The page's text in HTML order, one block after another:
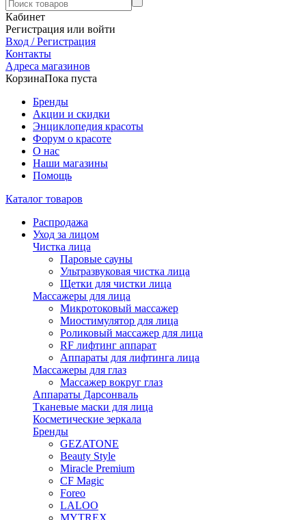
Кабинет
Регистрация или войти
Вход / Регистрация
Контакты
Адреса магазинов
КорзинаПока пуста
Бренды
Акции и скидки
Энциклопедия красоты
Форум о красоте
О нас
Наши магазины
Помощь
Каталог товаров
Распродажа
Уход за лицом
Чистка лица
Паровые сауны
Ультразвуковая чистка лица
Щетки для чистки лица
Массажеры для лица
Микротоковый массажер
Миостимулятор для лица
Роликовый массажер для лица
RF лифтинг аппарат
Аппараты для лифтинга лица
Массажеры для глаз
Массажер вокруг глаз
Аппараты Дарсонваль
Тканевые маски для лица
Косметические зеркала
Бренды
GEZATONE
Beauty Style
Miracle Premium
CF Magic
Foreo
LALOO
MYTREX